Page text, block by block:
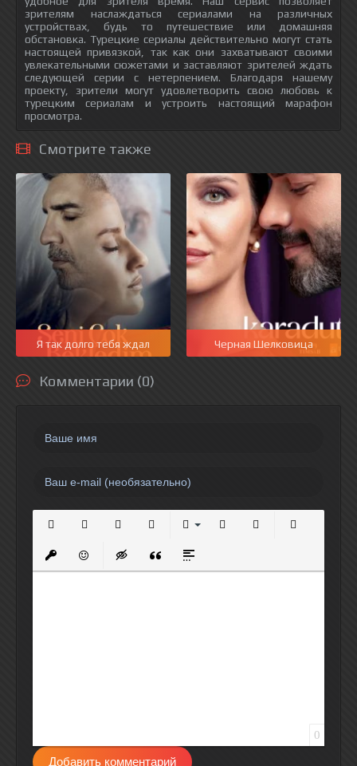
зрителям наслаждаться сериалами на различных
устройствах, будь то путешествие или домашняя
обстановка. Турецкие сериалы действительно могут стать
настоящей привязкой, так как они захватывают своими
увлекательными сюжетами и заставляют зрителей ждать
следующей серии с нетерпением. Благодаря нашему
проекту, зрители могут удовлетворить свою любовь к
турецким сериалам и устроить настоящий марафон
просмотра.
Смотрите также
Я так долго тебя ждал Черная Шелковица
Комментарии (0)
Вставить защищенную ссылку
Вставить смайлик
Вставка скрытого текста
Вставка цитаты
Вставка спойлера
0
Добавить комментарий